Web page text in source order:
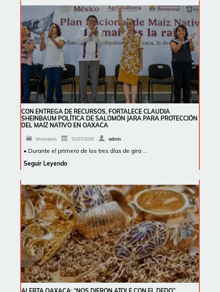
CON ENTREGA DE RECURSOS, FORTALECE CLAUDIA
SHEINBAUM POLÍTICA DE SALOMÓN JARA PARA PROTECCIÓN
DEL MAÍZ NATIVO EN OAXACA
Municipios 31/07/2026 admin
• Durante el primero de los tres días de gira …
Seguir Leyendo